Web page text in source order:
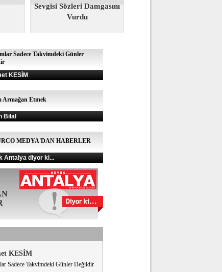
Sevgisi Sözleri Damgasını
Vurdu
Sadece Takvimdeki Günler
KESİM
Armağan Etmek
Bilal
MEDYA'DAN HABERLER
Antalya diyor ki...
KESİM
Sadece Takvimdeki Günler Değildir